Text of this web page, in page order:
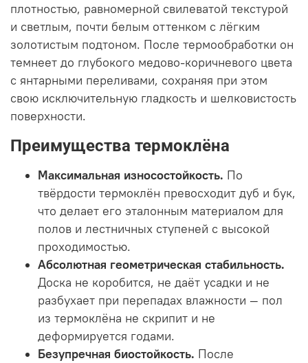
плотностью, равномерной свилеватой текстурой
и светлым, почти белым оттенком с лёгким
золотистым подтоном. После термообработки он
темнеет до глубокого медово-коричневого цвета
с янтарными переливами, сохраняя при этом
свою исключительную гладкость и шелковистость
поверхности.
Преимущества термоклёна
Максимальная износостойкость. По
твёрдости термоклён превосходит дуб и бук,
что делает его эталонным материалом для
полов и лестничных ступеней с высокой
проходимостью.
Абсолютная геометрическая стабильность.
Доска не коробится, не даёт усадки и не
разбухает при перепадах влажности — пол
из термоклёна не скрипит и не
деформируется годами.
Безупречная биостойкость. После